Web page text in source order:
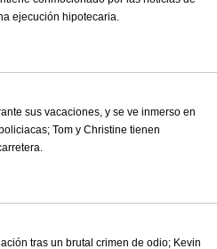
ejecución hipotecaria.
sus vacaciones, y se ve inmerso en
Tom y Christine tienen
tras un brutal crimen de odio; Kevin